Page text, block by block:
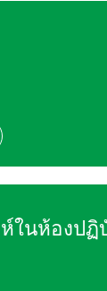
ห์ในห้องป